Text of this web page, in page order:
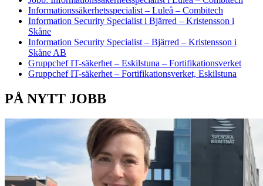
Informationssäkerhetsspecialist – Luleå – Combitech
Information Security Specialist i Bjärred – Kristensson i
Skåne
Information Security Specialist – Bjärred – Kristensson i
Skåne AB
Gruppchef IT-säkerhet – Eskilstuna – Fortifikationsverket
Gruppchef IT-säkerhet – Fortifikationsverket, Eskilstuna
PÅ NYTT JOBB